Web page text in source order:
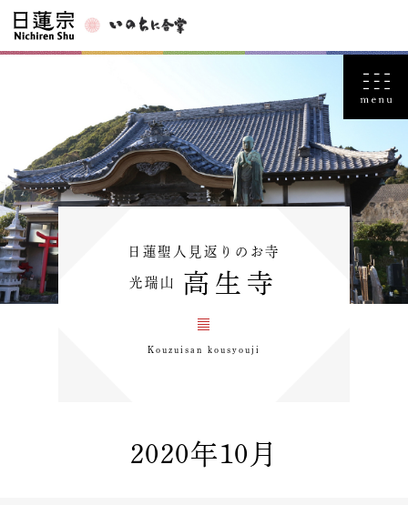
日蓮聖人見返りのお寺
光瑞山 高生寺
Kouzuisan kousyouji
2020年10月